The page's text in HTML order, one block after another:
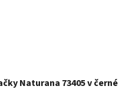
Naturana 73405 v černé